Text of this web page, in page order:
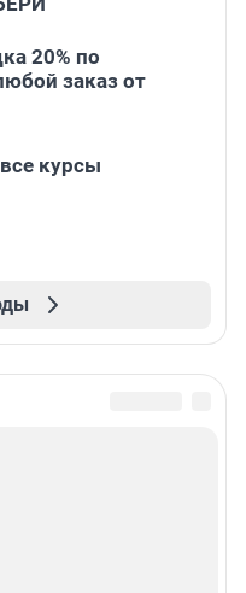
20% по
заказ от
курсы